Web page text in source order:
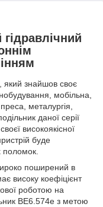
, який знайшов своє
мобільна,
металургія,
даної серії
високоякісної
буде
поломок.
поширений в
високу коефіцієнт
роботою на
ВЕ6.574е з метою